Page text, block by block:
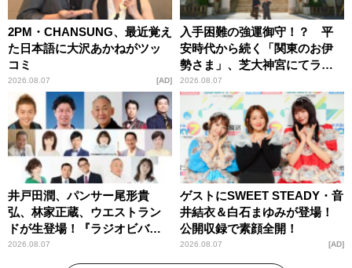
2PM・CHANSUNG、最近覚え
た日本語に大沢あかねがツッ
コミ
2026.08.07 AD
入手困難の強運御守！？ 平
安時代から続く「関東のお伊
勢さま」、芝大神宮にてラン
パンプスが合格祈願！
2026.08.07
井戸田潤、パンサー尾形貴
弘、林家正蔵、ウエストラン
ドが生登場！『ラジオビバリ
ー昼ズ』
2026.08.07
ゲストにSWEET STEADY・音
井結衣＆白石まゆみが登場！
公開収録で素顔全開！
2026.08.07 AD